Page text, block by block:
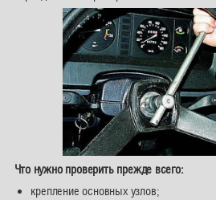
Что нужно проверить прежде всего:
крепление основных узлов;